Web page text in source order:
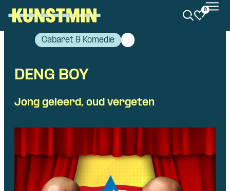
Skip navigatie
0
Cabaret & Komedie
DENG BOY
Jong geleerd, oud vergeten